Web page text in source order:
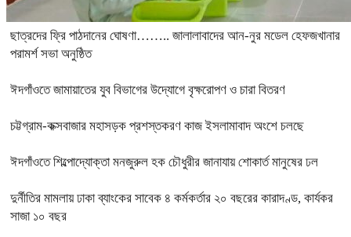
ছাত্রদের ফ্রি পাঠদানের ঘোষণা…….. জালালাবাদের আন-নুর মডেল হেফজখানার
পরামর্শ সভা অনুষ্ঠিত
ঈদগাঁওতে জামায়াতের যুব বিভাগের উদ্যোগে বৃক্ষরোপণ ও চারা বিতরণ
চট্টগ্রাম-কক্সবাজার মহাসড়ক প্রশস্তকরণ কাজ ইসলামাবাদ অংশে চলছে
ঈদগাঁওতে শিল্পোদ্যোক্তা মনজুরুল হক চৌধুরীর জানাযায় শোকার্ত মানুষের ঢল
দুর্নীতির মামলায় ঢাকা ব্যাংকের সাবেক ৪ কর্মকর্তার ২০ বছরের কারাদণ্ড, কার্যকর
সাজা ১০ বছর